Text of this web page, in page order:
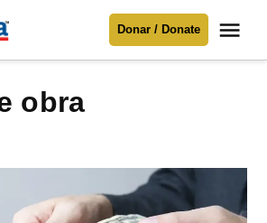
informado necesitamos
Noticia
Donar / Donate
obra